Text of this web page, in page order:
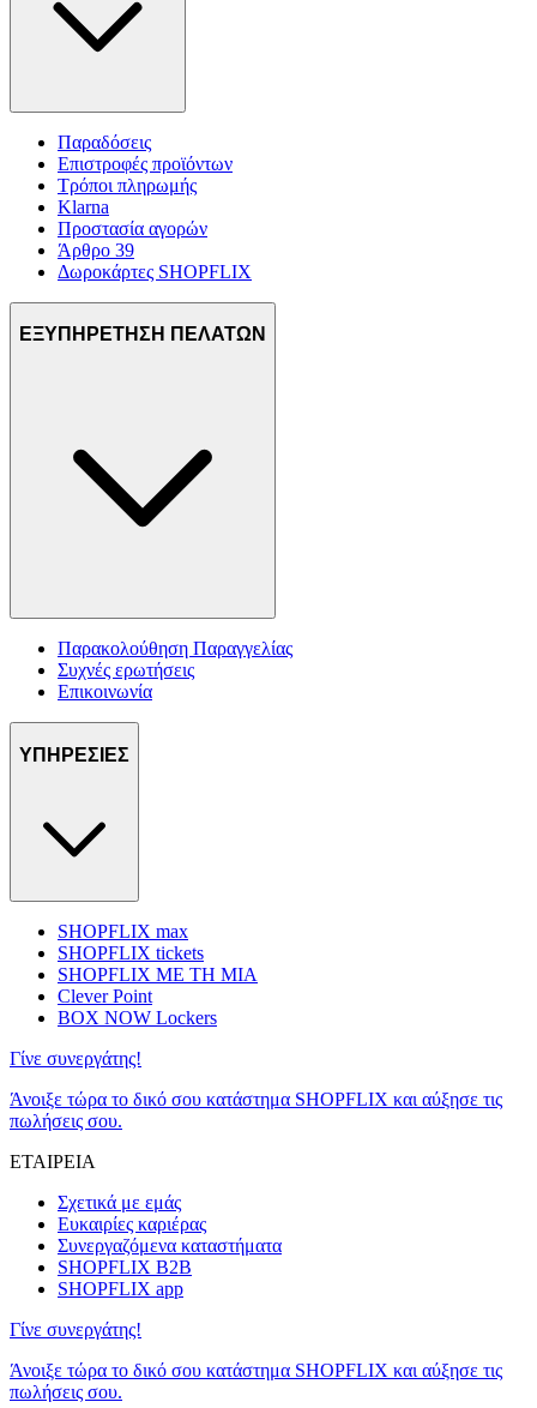
Παραδόσεις
Επιστροφές προϊόντων
Τρόποι πληρωμής
Klarna
Προστασία αγορών
Άρθρο 39
Δωροκάρτες SHOPFLIX
ΕΞΥΠΗΡΕΤΗΣΗ ΠΕΛΑΤΩΝ
Παρακολούθηση Παραγγελίας
Συχνές ερωτήσεις
Επικοινωνία
ΥΠΗΡΕΣΙΕΣ
SHOPFLIX max
SHOPFLIX tickets
SHOPFLIX ΜΕ ΤΗ ΜΙΑ
Clever Point
BOX NOW Lockers
Γίνε συνεργάτης!
Άνοιξε τώρα το δικό σου κατάστημα SHOPFLIX και αύξησε τις
πωλήσεις σου.
ΕΤΑΙΡΕΙΑ
Σχετικά με εμάς
Ευκαιρίες καριέρας
Συνεργαζόμενα καταστήματα
SHOPFLIX B2B
SHOPFLIX app
Γίνε συνεργάτης!
Άνοιξε τώρα το δικό σου κατάστημα SHOPFLIX και αύξησε τις
πωλήσεις σου.